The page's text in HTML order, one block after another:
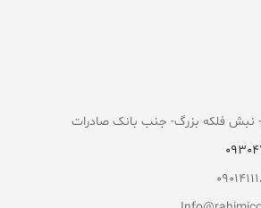
نبش فلکه بزرگ- جنب بانک صادرات